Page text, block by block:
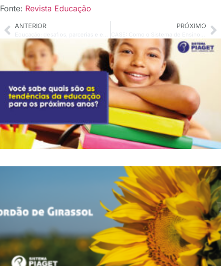
Fonte: Revista Educação
ANTERIOR PRÓXIMO